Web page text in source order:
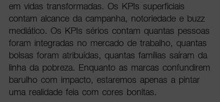
em vidas transformadas. Os KPIs superficiais
contam alcance da campanha, notoriedade e buzz
mediático. Os KPIs sérios contam quantas pessoas
foram integradas no mercado de trabalho, quantas
bolsas foram atribuídas, quantas famílias saíram da
linha da pobreza. Enquanto as marcas confundirem
barulho com impacto, estaremos apenas a pintar
uma realidade feia com cores bonitas.